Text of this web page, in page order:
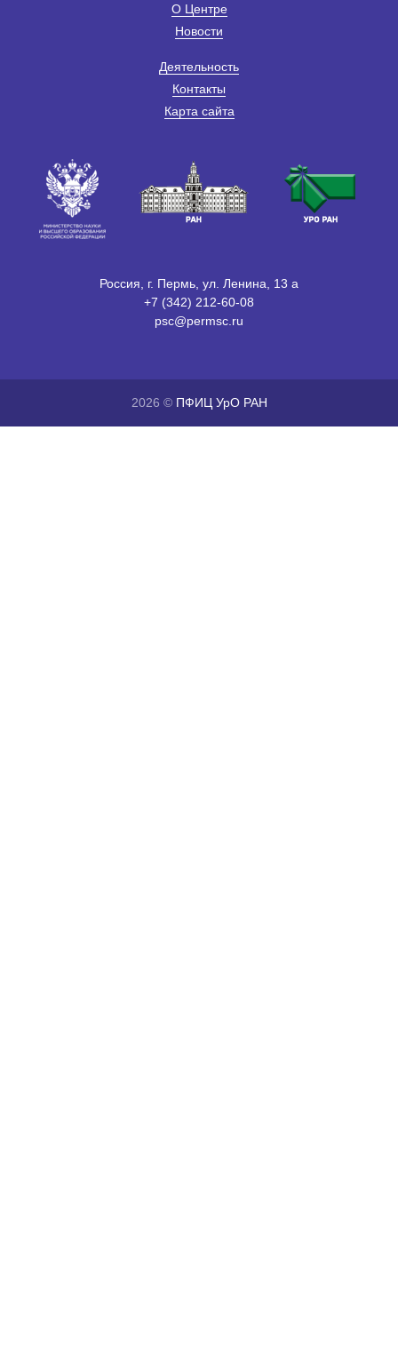
О Центре
Новости
Деятельность
Контакты
Карта сайта
Россия, г. Пермь, ул. Ленина, 13 а
+7 (342) 212-60-08
psc@permsc.ru
2026 © ПФИЦ УрО РАН